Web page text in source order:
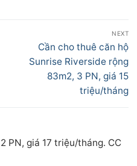
NEXT
Next
post:
Cần cho thuê căn hộ
Sunrise Riverside rộng
83m2, 3 PN, giá 15
triệu/tháng
PN, giá 17 triệu/tháng. CC